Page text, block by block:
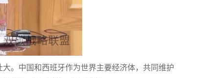
。中国和西班牙作为世界主要经济体，共同维护